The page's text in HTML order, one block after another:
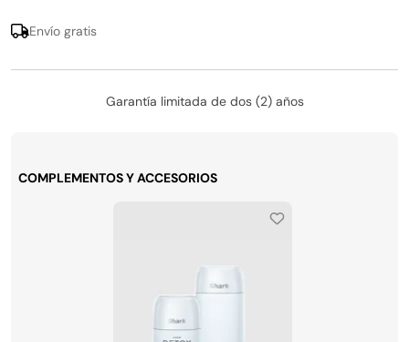
Envío gratis
Garantía limitada de dos (2) años
COMPLEMENTOS Y ACCESORIOS